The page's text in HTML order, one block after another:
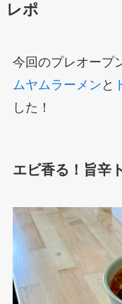
レポ
今回のプレオープ
ムヤムラーメン と
した！
エビ香る！旨辛